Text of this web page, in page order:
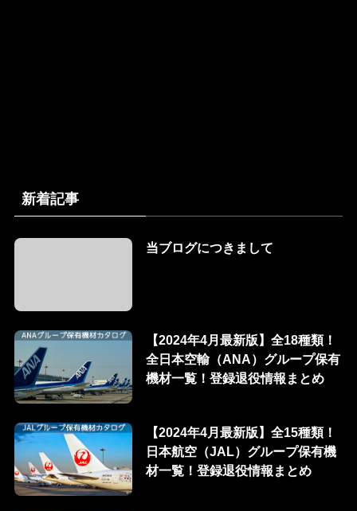
新着記事
当ブログにつきまして
【2024年4月最新版】全18種類！
全日本空輸（ANA）グループ保有
機材一覧！登録退役情報まとめ
【2024年4月最新版】全15種類！
日本航空（JAL）グループ保有機
材一覧！登録退役情報まとめ